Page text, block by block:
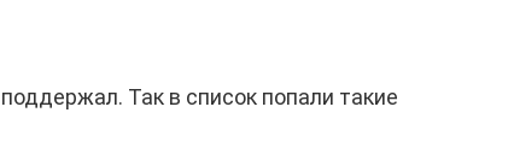
Так в список попали такие